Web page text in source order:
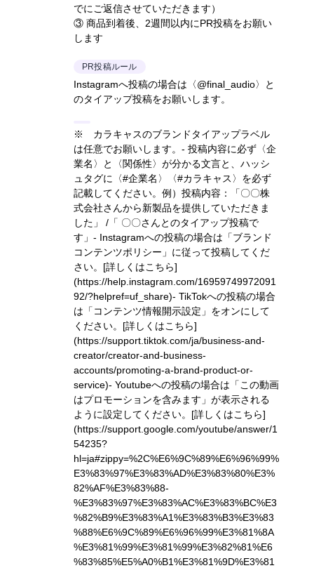
でにご返信させていただきます）
③ 商品到着後、2週間以内にPR投稿をお願い
します
PR投稿ルール
Instagramへ投稿の場合は〈@final_audio〉と
のタイアップ投稿をお願いします。
※ カラキャスのブランドタイアップラベル
は任意でお願いします。- 投稿内容に必ず〈企
業名〉と〈関係性〉が分かる文言と、ハッシ
ュタグに〈#企業名〉〈#カラキャス〉を必ず
記載してください。 例）投稿内容：「〇〇株
式会社さんから新製品を提供していただきま
した」 /「 〇〇さんとのタイアップ投稿で
す」 - Instagramへの投稿の場合は「ブランド
コンテンツポリシー」に従って投稿してくだ
さい。 [詳しくはこちら]
(https://help.instagram.com/16959749972091
92/?helpref=uf_share)- TikTokへの投稿の場合
は「コンテンツ情報開示設定」をオンにして
ください。 [詳しくはこちら]
(https://support.tiktok.com/ja/business-and-
creator/creator-and-business-
accounts/promoting-a-brand-product-or-
service)- Youtubeへの投稿の場合は「この動画
はプロモーションを含みます」が表示される
ように設定してください。 [詳しくはこちら]
(https://support.google.com/youtube/answer/1
54235?
hl=ja#zippy=%2C%E6%9C%89%E6%96%99%
E3%83%97%E3%83%AD%E3%83%80%E3%
82%AF%E3%83%88-
%E3%83%97%E3%83%AC%E3%83%BC%E3
%82%B9%E3%83%A1%E3%83%B3%E3%83
%88%E6%9C%89%E6%96%99%E3%81%8A
%E3%81%99%E3%81%99%E3%82%81%E6
%83%85%E5%A0%B1%E3%81%9D%E3%81